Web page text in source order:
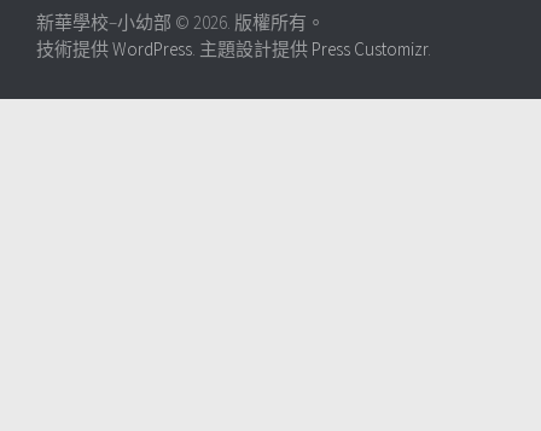
新華學校–小幼部 © 2026. 版權所有。
技術提供WordPress. 主題設計提供 Press Customizr.